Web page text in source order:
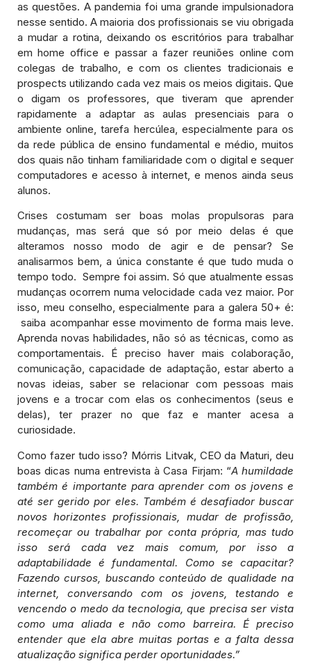
as questões. A pandemia foi uma grande impulsionadora
nesse sentido. A maioria dos profissionais se viu obrigada
a mudar a rotina, deixando os escritórios para trabalhar
em home office e passar a fazer reuniões online com
colegas de trabalho, e com os clientes tradicionais e
prospects utilizando cada vez mais os meios digitais. Que
o digam os professores, que tiveram que aprender
rapidamente a adaptar as aulas presenciais para o
ambiente online, tarefa hercúlea, especialmente para os
da rede pública de ensino fundamental e médio, muitos
dos quais não tinham familiaridade com o digital e sequer
computadores e acesso à internet, e menos ainda seus
alunos.
Crises costumam ser boas molas propulsoras para
mudanças, mas será que só por meio delas é que
alteramos nosso modo de agir e de pensar? Se
analisarmos bem, a única constante é que tudo muda o
tempo todo. Sempre foi assim. Só que atualmente essas
mudanças ocorrem numa velocidade cada vez maior. Por
isso, meu conselho, especialmente para a galera 50+ é:
saiba acompanhar esse movimento de forma mais leve.
Aprenda novas habilidades, não só as técnicas, como as
comportamentais. É preciso haver mais colaboração,
comunicação, capacidade de adaptação, estar aberto a
novas ideias, saber se relacionar com pessoas mais
jovens e a trocar com elas os conhecimentos (seus e
delas), ter prazer no que faz e manter acesa a
curiosidade.
Como fazer tudo isso? Mórris Litvak, CEO da Maturi, deu
boas dicas numa entrevista à Casa Firjam: “A humildade
também é importante para aprender com os jovens e
até ser gerido por eles. Também é desafiador buscar
novos horizontes profissionais, mudar de profissão,
recomeçar ou trabalhar por conta própria, mas tudo
isso será cada vez mais comum, por isso a
adaptabilidade é fundamental. Como se capacitar?
Fazendo cursos, buscando conteúdo de qualidade na
internet, conversando com os jovens, testando e
vencendo o medo da tecnologia, que precisa ser vista
como uma aliada e não como barreira. É preciso
entender que ela abre muitas portas e a falta dessa
atualização significa perder oportunidades.”